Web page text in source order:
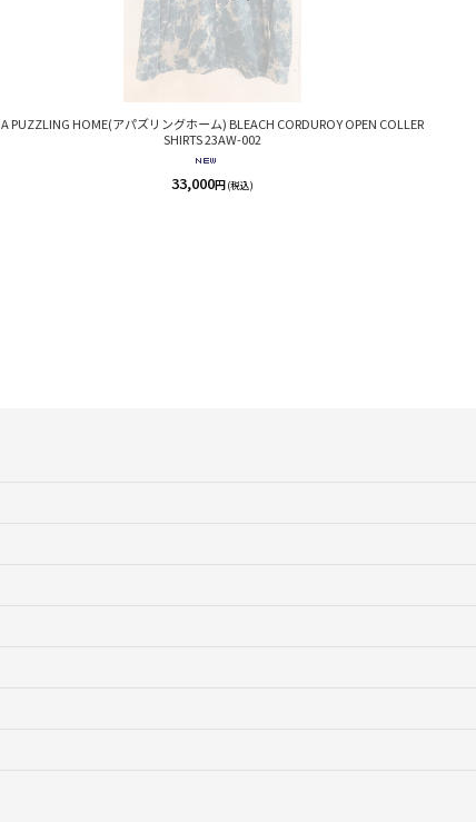
A PUZZLING HOME(アパズリングホーム) BLEACH CORDUROY OPEN COLLER
SHIRTS 23AW-002
33,000円(税込)